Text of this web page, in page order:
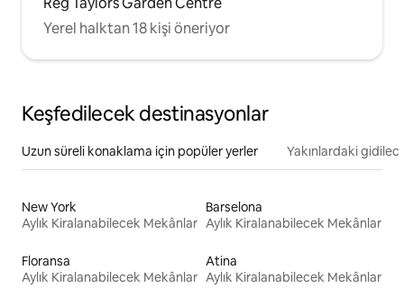
Yerel halktan 18 kişi öneriyor
Keşfedilecek destinasyonlar
Uzun süreli konaklama için popüler yerler Yakınlardaki
New York
Aylık Kiralanabilecek Mekânlar
Barselona
Aylık Kiralanabilecek Mekânlar
Floransa
Aylık Kiralanabilecek Mekânlar
Atina
Aylık Kiralanabilecek Mekânlar